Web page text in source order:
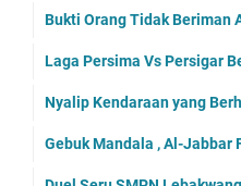
Bukti Orang Tidak Beriman
Laga Persima Vs Persigar
Nyalip Kendaraan yang
Gebuk Mandala , Al-Jabbar